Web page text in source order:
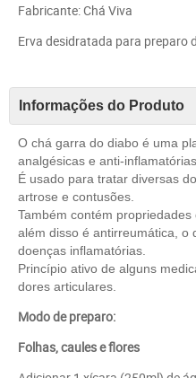
Fabricante: Chá Viva
Erva desidratada para preparo
Informações do Produto
O chá garra do diabo é uma
analgésicas e anti-inflamatórias.
É usado para tratar diversas
artrose e contusões.
Também contém
além disso é antirreumática, o
doenças inflamatórias.
Princípio ativo de alguns
dores articulares.
Modo de preparo:
Folhas, caules e flores